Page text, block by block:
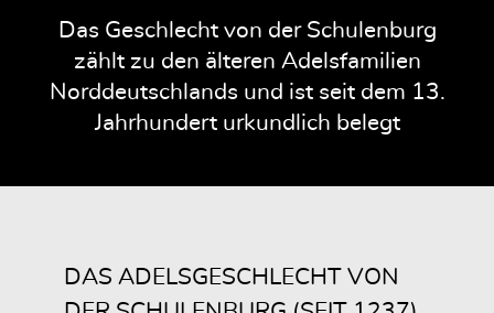
Das Geschlecht von der Schulenburg
zählt zu den älteren Adelsfamilien
Norddeutschlands und ist seit dem 13.
Jahrhundert urkundlich belegt
DAS ADELSGESCHLECHT VON